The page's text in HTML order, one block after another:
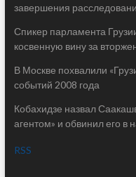
завершения
Спикер парламента
косвенную вину за
В Москве похвалили
событий 2008 года
Кобахидзе назвал
агентом» и обвинил его в
RSS